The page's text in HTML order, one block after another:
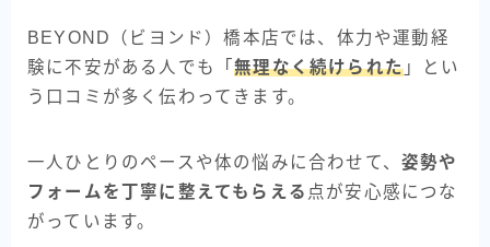
BEYOND（ビヨンド）橋本店では、体力や運動経
験に不安がある人でも「無理なく続けられた 」とい
う口コミが多く伝わってきます。
一人ひとりのペースや体の悩みに合わせて、 姿勢や
フォームを丁寧に整えてもらえる 点が安心感につな
がっています。